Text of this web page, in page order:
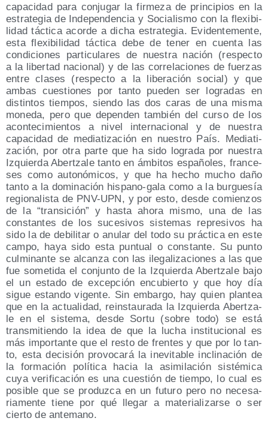
capa­ci­dad para con­ju­gar la fir­me­za de prin­ci­pios en la
estra­te­gia de Inde­pen­den­cia y Socia­lis­mo con la fle­xi­bi­
li­dad tác­ti­ca acor­de a dicha estra­te­gia. Evi­den­te­men­te,
esta fle­xi­bi­li­dad tác­ti­ca debe de tener en cuen­ta las
con­di­cio­nes par­ti­cu­la­res de nues­tra nación (res­pec­to
a la liber­tad nacio­nal) y de las corre­la­cio­nes de fuer­zas
entre cla­ses (res­pec­to a la libe­ra­ción social) y que
ambas cues­tio­nes por tan­to pue­den ser logra­das en
dis­tin­tos tiem­pos, sien­do las dos caras de una mis­ma
mone­da, pero que depen­den tam­bién del cur­so de los
acon­te­ci­mien­tos a nivel inter­na­cio­nal y de nues­tra
capa­ci­dad de media­ti­za­ción en nues­tro País. Media­ti­
za­ción, por otra par­te que ha sido logra­da por nues­tra
Izquier­da Aber­tza­le tan­to en ámbi­tos espa­ño­les, fran­ce­
ses como auto­nó­mi­cos, y que ha hecho mucho daño
tan­to a la domi­na­ción his­pano-gala como a la bur­gue­sía
regio­na­lis­ta de PNV-UPN, y por esto, des­de comien­zos
de la “tran­si­ción” y has­ta aho­ra mis­mo, una de las
cons­tan­tes de los suce­si­vos sis­te­mas repre­si­vos ha
sido la de debi­li­tar o anu­lar del todo su prác­ti­ca en este
cam­po, haya sido esta pun­tual o cons­tan­te. Su pun­to
cul­mi­nan­te se alcan­za con las ile­ga­li­za­cio­nes a las que
fue some­ti­da el con­jun­to de la Izquier­da Aber­tza­le bajo
el un esta­do de excep­ción encu­bier­to y que hoy día
sigue estan­do vigen­te. Sin embar­go, hay quien plan­tea
que en la actua­li­dad, reins­tau­ra­da la Izquier­da Aber­tza­
le en el sis­te­ma, des­de Sor­tu (sobre todo) se está
trans­mi­tien­do la idea de que la lucha ins­ti­tu­cio­nal es
más impor­tan­te que el res­to de fren­tes y que por lo tan­
to, esta deci­sión pro­vo­ca­rá la inevi­ta­ble incli­na­ción de
la for­ma­ción polí­ti­ca hacia la asi­mi­la­ción sis­té­mi­ca
cuya veri­fi­ca­ción es una cues­tión de tiem­po, lo cual es
posi­ble que se pro­duz­ca en un futu­ro pero no nece­sa­
ria­men­te tie­ne por qué lle­gar a mate­ria­li­zar­se o ser
cier­to de antemano.